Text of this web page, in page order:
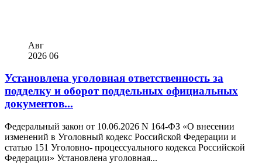
Авг
2026 06
Установлена уголовная ответственность за
подделку и оборот поддельных официальных
документов...
Федеральный закон от 10.06.2026 N 164-ФЗ «О внесении
изменений в Уголовный кодекс Российской Федерации и
статью 151 Уголовно- процессуального кодекса Российской
Федерации» Установлена уголовная...